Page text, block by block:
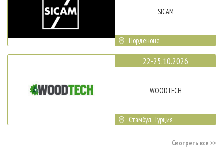
SICAM
Порденоне
22-25.10.2026
WOODTECH
Стамбул, Турция
Смотреть все